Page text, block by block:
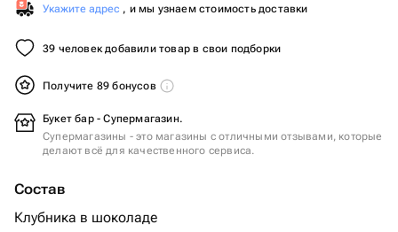
Укажите адрес , и мы узнаем стоимость доставки
39 человек добавили товар в свои подборки
Получите 89 бонусов
Букет бар - Супермагазин.
Супермагазины - это магазины с отличными отзывами, которые
делают всё для качественного сервиса.
Состав
Клубника в шоколаде